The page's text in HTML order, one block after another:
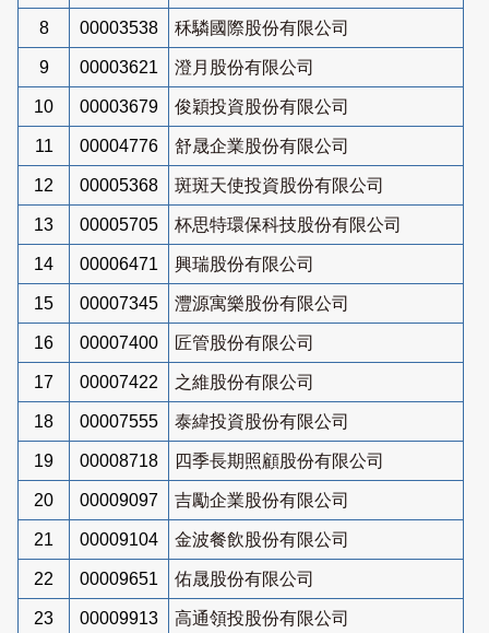
8 00003538 秝驎國際股份有限公司
9 00003621 澄月股份有限公司
10 00003679 俊穎投資股份有限公司
11 00004776 舒晟企業股份有限公司
12 00005368 斑斑天使投資股份有限公司
13 00005705 杯思特環保科技股份有限公司
14 00006471 興瑞股份有限公司
15 00007345 灃源寓樂股份有限公司
16 00007400 匠管股份有限公司
17 00007422 之維股份有限公司
18 00007555 泰緯投資股份有限公司
19 00008718 四季長期照顧股份有限公司
20 00009097 吉勵企業股份有限公司
21 00009104 金波餐飲股份有限公司
22 00009651 佑晟股份有限公司
23 00009913 高通領投股份有限公司